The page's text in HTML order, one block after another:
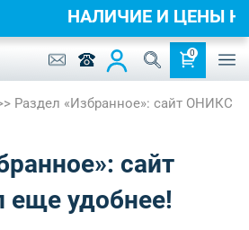
0
Раздел «Избранное»: сайт ОНИКС
сайт
удобнее!
НАЛИЧИЕ И